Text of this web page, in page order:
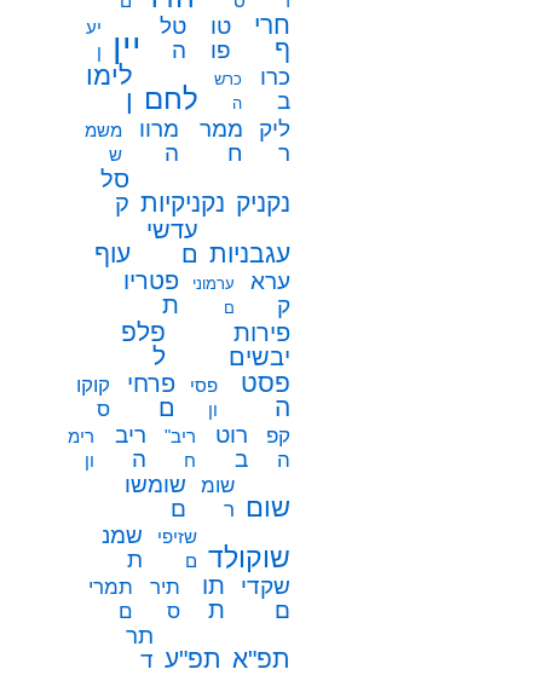
חרי
ף
טו
פו
טל
ה
יין
יע
ן
כרו
ב
כרש
ה
לחם
לימו
ן
ליק
ר
ממר
ח
מרוו
ה
משמ
ש
נקניק נקניקיות
סל
ק
עגבניות
עדשי
ם
עוף
ערא
ק
ערמוני
ם
פטריו
ת
פירות
יבשים
פלפ
ל
פסט
ה
פסי
ון
פרחי
ם
קוקו
ס
קפ
ה
רוט
ב
ריב"
ח
ריב
ה
רימ
ון
שום
שומ
ר
שומשו
ם
שוקולד
שזיפי
ם
שמנ
ת
שקדי
ם
תו
ת
תיר
ס
תמרי
ם
תפ"א תפ"ע
תר
ד